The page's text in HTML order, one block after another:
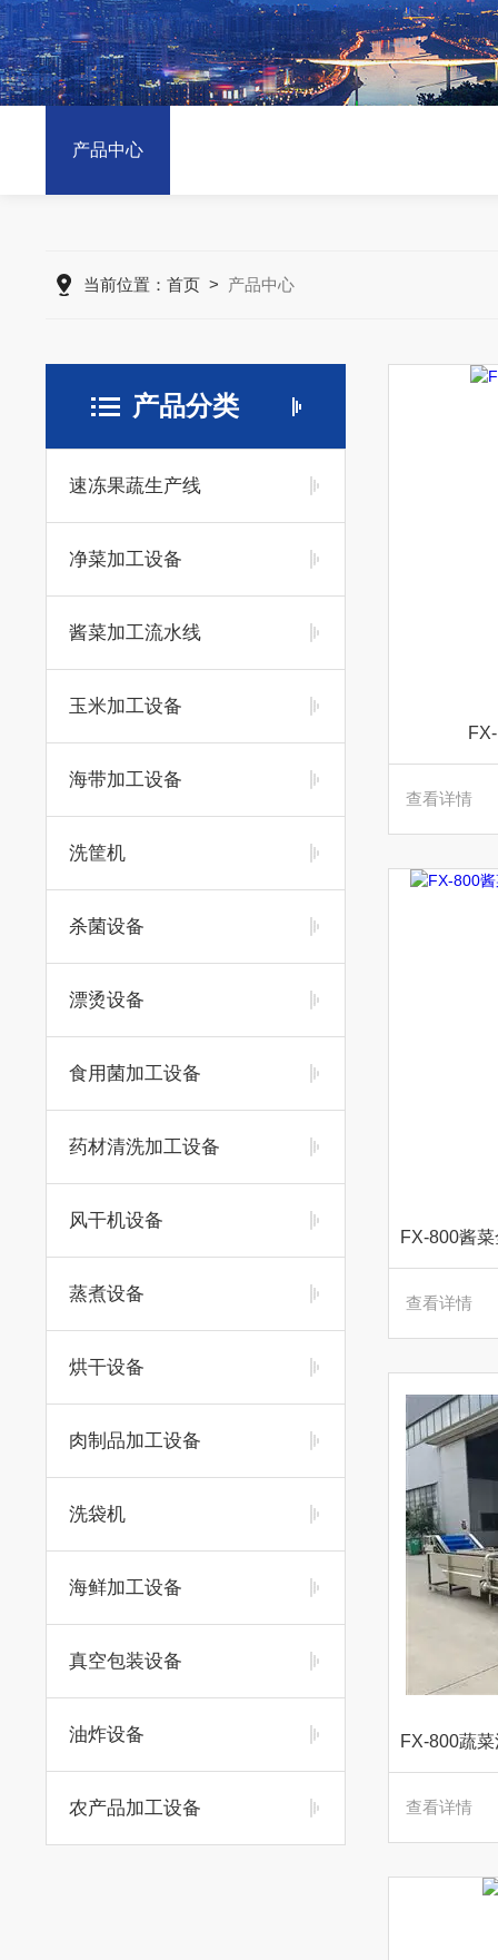
产品中心
当前位置： 首页> 产品中心
产品分类
速冻果蔬生产线
净菜加工设备
酱菜加工流水线
玉米加工设备
海带加工设备
洗筐机
杀菌设备
漂烫设备
食用菌加工设备
药材清洗加工设备
风干机设备
蒸煮设备
烘干设备
肉制品加工设备
洗袋机
海鲜加工设备
真空包装设备
油炸设备
农产品加工设备
查看详情
查看详情
查看详情